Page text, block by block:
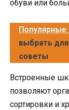
обуви или
Популярные
выбрать
советы
Встроенные
позволяют
сортировки и